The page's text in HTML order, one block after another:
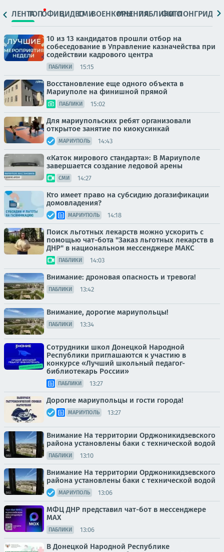
ЛЕНТАТОПОФИЦ.ВИДЕОСМИВОЕНКОРЫМНЕНИЯПАБЛИКИ
ФОТОЛОНГРИДЫ
10 из 13 кандидатов прошли отбор на
собеседование в Управление казначейства при
содействии кадрового центра
ПАБЛИКИ 15:15
Восстановление еще одного объекта в
Мариуполе на финишной прямой
ПАБЛИКИ 15:02
Для мариупольских ребят организовали
открытое занятие по киокусинкай
МАРИУПОЛЬ 14:43
«Каток мирового стандарта»: В Мариуполе
завершается создание ледовой арены
СМИ 14:27
Кто имеет право на субсидию догазификации
домовладения?
МАРИУПОЛЬ 14:18
Поиск льготных лекарств можно ускорить с
помощью чат-бота "Заказ льготных лекарств в
ДНР" в национальном мессенджере МАКС
ПАБЛИКИ 14:03
Внимание: дроновая опасность и тревога!
ПАБЛИКИ 13:42
Внимание, дорогие мариупольцы!
ПАБЛИКИ 13:34
Сотрудники школ Донецкой Народной
Республики приглашаются к участию в
конкурсе «Лучший школьный педагог-
библиотекарь России»
ПАБЛИКИ 13:27
Дорогие мариупольцы и гости города!
МАРИУПОЛЬ 13:27
Внимание На территории Орджоникидзевского
района установлены баки с технической водой
ПАБЛИКИ 13:10
Внимание На территории Орджоникидзевского
района установлены баки с технической водой
МАРИУПОЛЬ 13:06
МФЦ ДНР представил чат-бот в мессенджере
MAX
ПАБЛИКИ 13:06
В Донецкой Народной Республике